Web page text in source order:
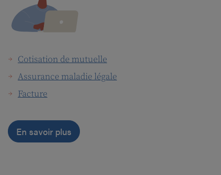
Cotisation de mutuelle
Assurance maladie légale
Facture
En savoir plus